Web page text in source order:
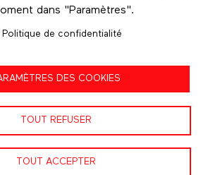
dans "Paramètres".
Politique de confidentialité
DES COOKIES
TOUT REFUSER
TOUT ACCEPTER
Politique de confidentialité